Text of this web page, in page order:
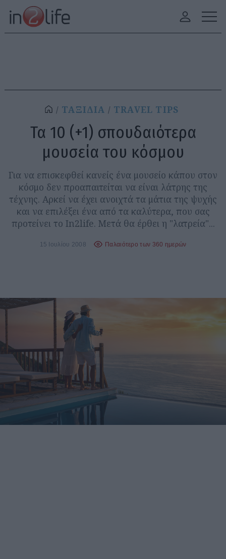
ΤΑΞΙΔΙΑ TRAVEL TIPS
Τα 10 (+1) σπουδαιότερα
μουσεία του κόσμου
Για να επισκεφθεί κανείς ένα μουσείο κάπου στον
κόσμο δεν προαπαιτείται να είναι λάτρης της
τέχνης. Αρκεί να έχει ανοιχτά τα μάτια της ψυχής
και να επιλέξει ένα από τα καλύτερα, που σας
προτείνει το In2life. Μετά θα έρθει η "λατρεία"...
15 Ιουλίου 2008 Παλαιότερο των 360 ημερών